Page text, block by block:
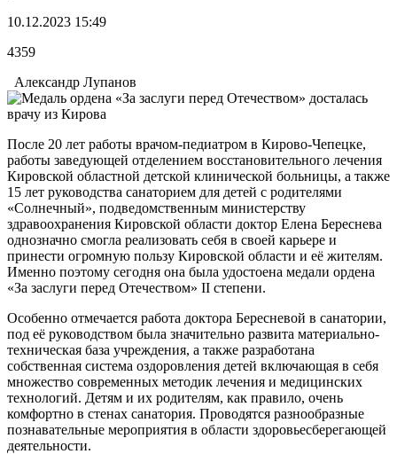
10.12.2023 15:49
4359
Александр Лупанов
После 20 лет работы врачом-педиатром в Кирово-Чепецке,
работы заведующей отделением восстановительного лечения
Кировской областной детской клинической больницы, а также
15 лет руководства санаторием для детей с родителями
«Солнечный», подведомственным министерству
здравоохранения Кировской области доктор Елена Береснева
однозначно смогла реализовать себя в своей карьере и
принести огромную пользу Кировской области и её жителям.
Именно поэтому сегодня она была удостоена медали ордена
«За заслуги перед Отечеством» II степени.
Особенно отмечается работа доктора Бересневой в санатории,
под её руководством была значительно развита материально-
техническая база учреждения, а также разработана
собственная система оздоровления детей включающая в себя
множество современных методик лечения и медицинских
технологий. Детям и их родителям, как правило, очень
комфортно в стенах санатория. Проводятся разнообразные
познавательные мероприятия в области здоровьесберегающей
деятельности.